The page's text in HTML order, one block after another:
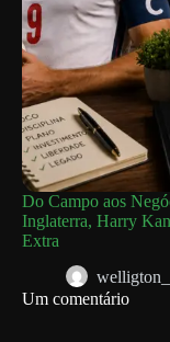
Do Campo aos
Inglaterra, Harry
Extra
Um comentário